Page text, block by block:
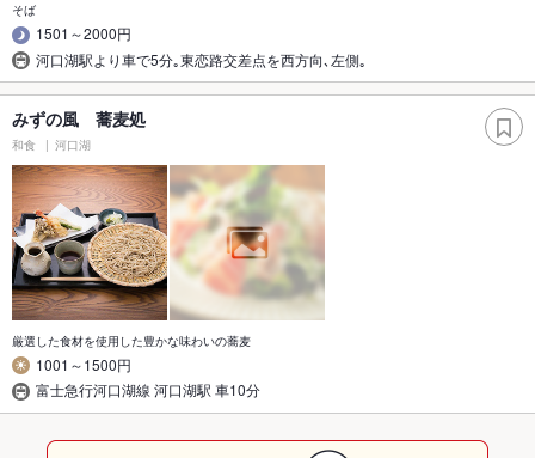
そば
1501～2000円
河口湖駅より車で5分｡東恋路交差点を西方向､左側｡
みずの風 蕎麦処
和食 河口湖
厳選した食材を使用した豊かな味わいの蕎麦
1001～1500円
富士急行河口湖線 河口湖駅 車10分